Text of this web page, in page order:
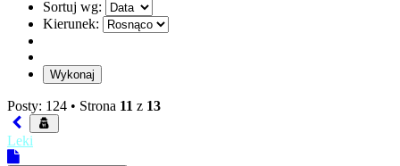
Sortuj wg:
Kierunek:
Posty: 124 • Strona 11 z 13
Leki